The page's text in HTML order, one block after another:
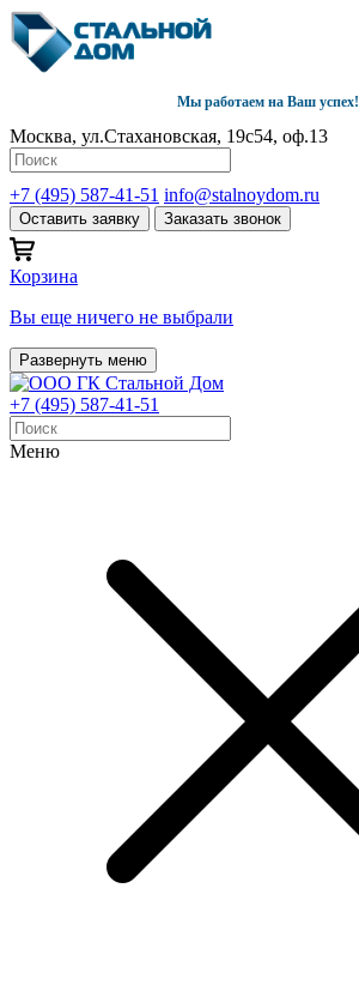
Мы работаем на Ваш успех!
Москва, ул.Стахановская, 19с54, оф.13
+7 (495) 587-41-51 info@stalnoydom.ru
Оставить заявку Заказать звонок
Корзина
Вы еще ничего не выбрали
Развернуть меню
+7 (495) 587-41-51
Меню